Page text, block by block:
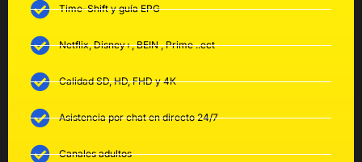
Time-Shift y guía EPG
Netflix, Disney+, BEIN , Prime ..ect
Calidad SD, HD, FHD y 4K
Asistencia por chat en directo 24/7
Canales adultos